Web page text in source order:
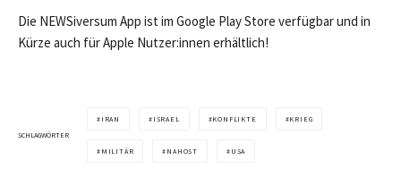
Die NEWSiversum App ist im Google Play Store verfügbar und in
Kürze auch für Apple Nutzer:innen erhältlich!
SCHLAGWÖRTER
IRAN ISRAEL KONFLIKTE KRIEG
MILITÄR NAHOST USA